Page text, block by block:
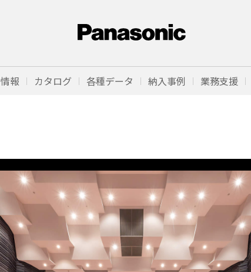
報 カタログ 各種データ 納入事例 業務支援